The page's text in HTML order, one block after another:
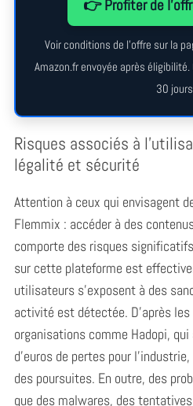
👉 Profiter de
Voir conditions de l’offre sur la
Amazon.fr envoyée après
30
Risques associés à
légalité et sécurité
Attention à ceux qui envisagent
Flemmix : accéder à des
comporte des risques
sur cette plateforme est
utilisateurs s’exposent à des
activité est détectée. D’après
organisations comme Hadopi,
d’euros de pertes pour
des poursuites. En outre, des
que des malwares, des